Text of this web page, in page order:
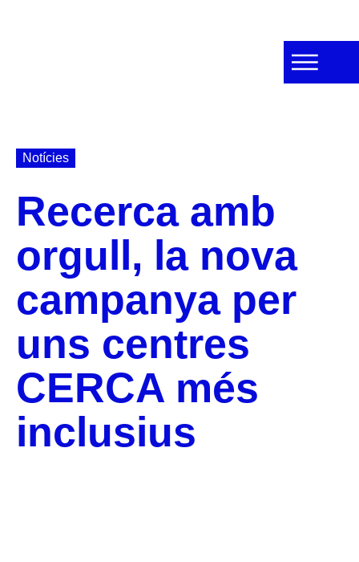
Notícies
Recerca amb
orgull, la nova
campanya per
uns centres
CERCA més
inclusius